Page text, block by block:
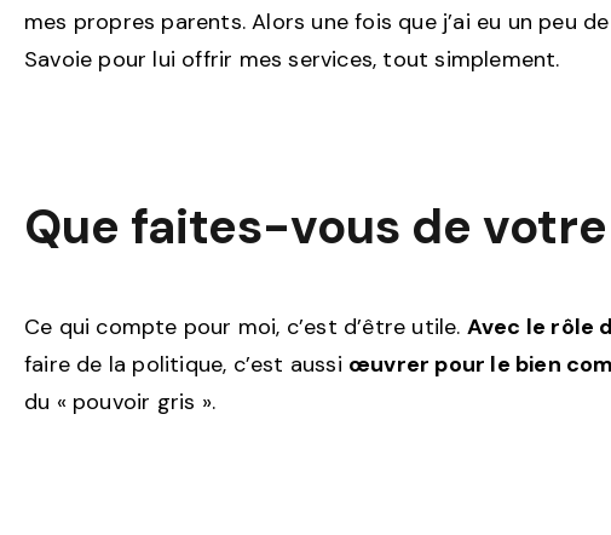
mes propres parents. Alors une fois que j’ai eu un peu
Savoie pour lui offrir mes services, tout simplement.
Que faites-vous de
Ce qui compte pour moi, c’est d’être utile. Avec le rôle
faire de la politique, c’est aussi œuvrer pour le bien
du « pouvoir gris ».